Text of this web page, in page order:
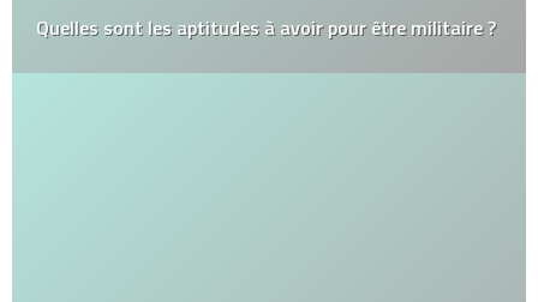
Quelles sont les aptitudes à avoir pour être militaire ?